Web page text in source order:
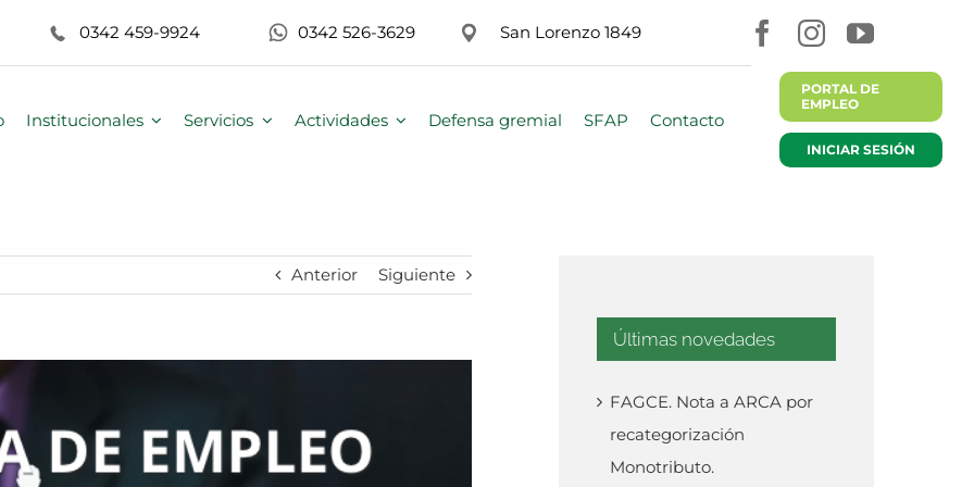
0342 459-9924 0342 526-3629 San Lorenzo 1849
Institucionales Servicios Actividades Defensa gremial SFAP Contacto
PORTAL DE
EMPLEO
INICIAR SESIÓN
Anterior Siguiente
Últimas novedades
FAGCE. Nota a ARCA por
recategorización
Monotributo.